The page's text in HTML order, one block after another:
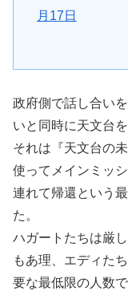
月17日
政府側で話し合い
いと同時に天文台
それは『天文台の
使ってメインミッ
連れて帰還という
た。
ハガートたちは厳
もあ理、エディた
要な最低限の人数